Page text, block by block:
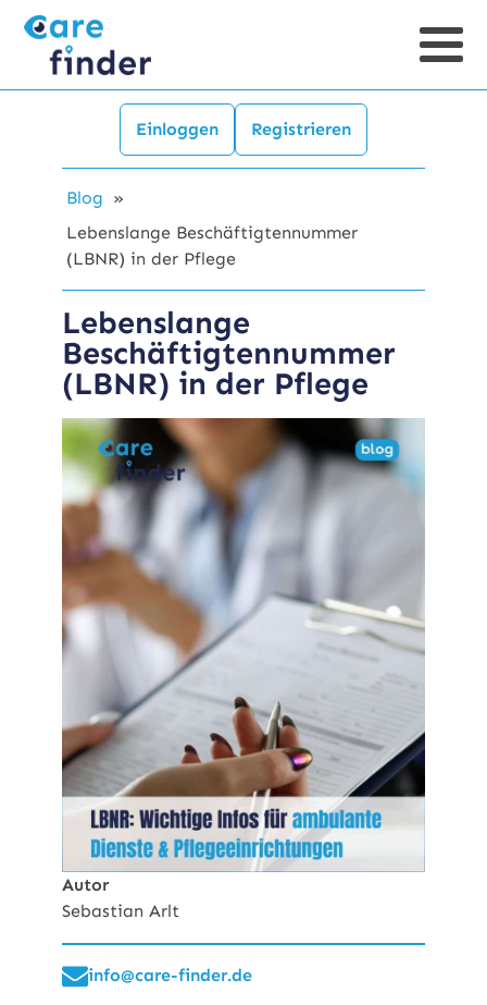
Einloggen Registrieren
Blog »
Lebenslange Beschäftigtennummer
(LBNR) in der Pflege
Lebenslange
Beschäftigtennummer
(LBNR) in der Pflege
Autor
Sebastian Arlt
info@care-finder.de